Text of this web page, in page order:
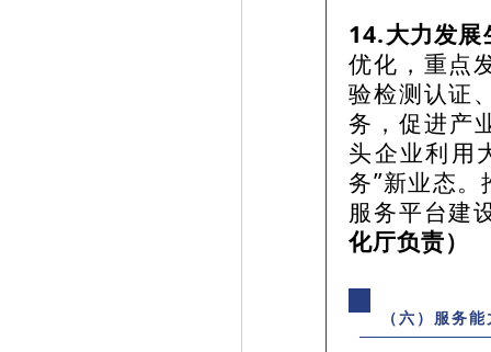
14.大力发展
优化，重点
验检测认证
务，促进产
头企业利用
务”新业态
服务平台建
化厅负责）
（六）服务